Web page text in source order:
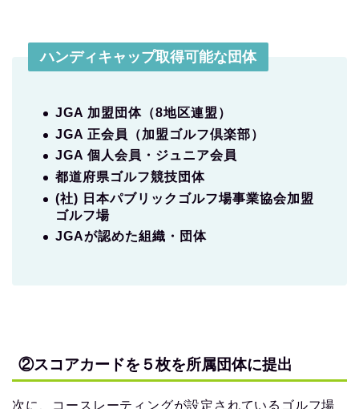
ハンディキャップ取得可能な団体
JGA 加盟団体（8地区連盟）
JGA 正会員（加盟ゴルフ倶楽部）
JGA 個人会員・ジュニア会員
都道府県ゴルフ競技団体
(社) 日本パブリックゴルフ場事業協会加盟
ゴルフ場
JGAが認めた組織・団体
②スコアカードを５枚を所属団体に提出
次に、コースレーティングが設定されているゴルフ場